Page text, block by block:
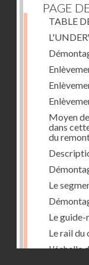
PAGE
TABLE
Moyen
dans
du
Le
Le guide-
Le rail du
L'échelle